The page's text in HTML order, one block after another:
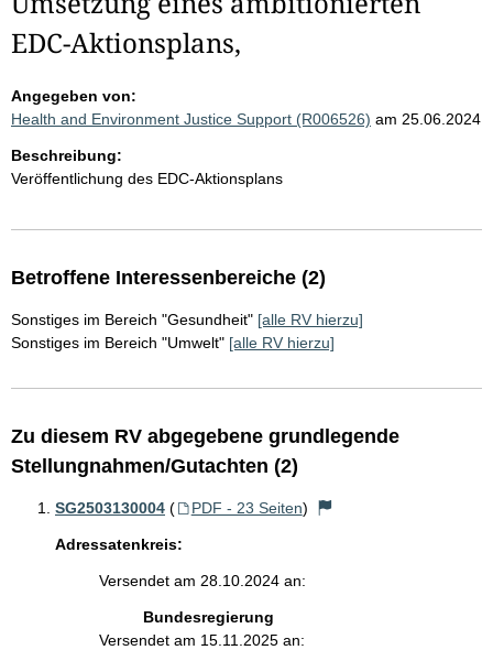
EDC-Aktionsplans,
Angegeben von:
Health and Environment Justice Support (R006526) am 25.06.2024
Beschreibung:
Veröffentlichung des EDC-Aktionsplans
Betroffene Interessenbereiche (2)
Sonstiges im Bereich "Gesundheit" [alle RV hierzu]
Sonstiges im Bereich "Umwelt" [alle RV hierzu]
Zu diesem RV abgegebene grundlegende
Stellungnahmen/Gutachten (2)
SG2503130004 ( PDF - 23 Seiten)
Adressatenkreis:
Versendet am 28.10.2024 an:
Bundesregierung
Versendet am 15.11.2025 an: